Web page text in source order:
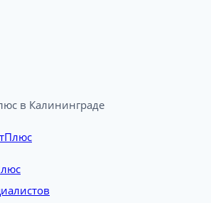
в Калининграде​